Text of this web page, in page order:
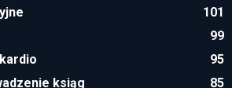
101
99
95
ksiąg
85